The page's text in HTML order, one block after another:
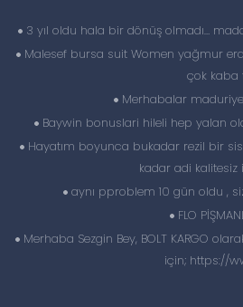
3 yıl oldu hala bir dönüş olmadı…
Malesef bursa suit Women yağmur
çok kaba
Merhabalar
Baywin bonuslari hileli hep yalan
Hayatım boyunca bukadar rezil bir
kadar adi kalitesiz
aynı pproblem 10 gün oldu ,
FLO
Merhaba Sezgin Bey, BOLT KARGO
için; https://